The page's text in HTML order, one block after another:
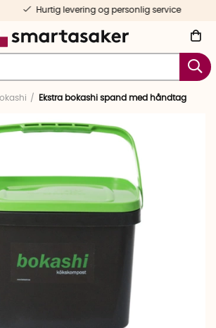
levering og personlig service
Ekstra bokashi spand med håndtag